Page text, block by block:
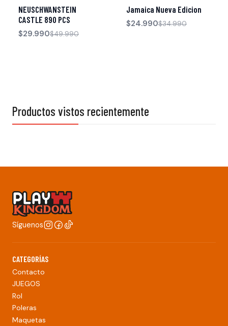
NEUSCHWANSTEIN
CASTLE 890 PCS
$29.990$49.990
Jamaica Nueva Edicion
$24.990$34.990
Productos vistos recientemente
Síguenos
CATEGORÍAS
Contacto
JUEGOS
Rol
Poleras
Maquetas